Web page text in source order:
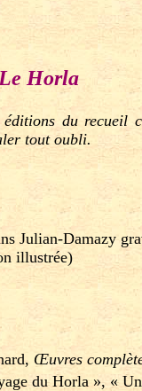
Le Horla
du recueil
tout oubli.
Julian-Damazy
illustrée)
Œuvres
du Horla », «